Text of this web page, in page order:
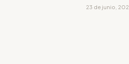
23 de junio,